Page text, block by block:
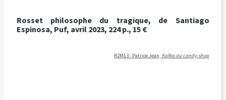
Rosset philosophe du tragique, de Santiago
Espinosa, Puf, avril 2023, 224 p., 15 €
R2M13 - Patrice Jean, Kafka au candy-shop